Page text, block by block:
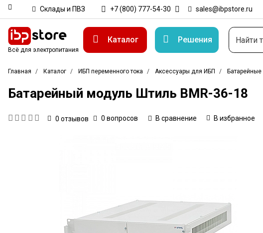
Склады и ПВЗ +7 (800) 777-54-30 sales@ibpstore.ru
Всё для электропитания
Каталог Решения
Главная Каталог ИБП переменного тока Аксессуары для ИБП
Батарейный модуль Штиль BMR-36-18
0 отзывов 0 вопросов В сравнение В избранное